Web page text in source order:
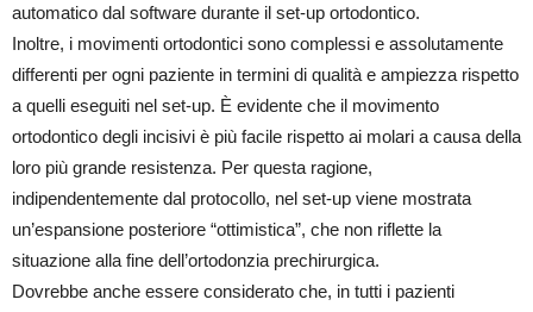
automatico dal software durante il set-up ortodontico.
Inoltre, i movimenti ortodontici sono complessi e assolutamente
differenti per ogni paziente in termini di qualità e ampiezza rispetto
a quelli eseguiti nel set-up. È evidente che il movimento
ortodontico degli incisivi è più facile rispetto ai molari a causa della
loro più grande resistenza. Per questa ragione,
indipendentemente dal protocollo, nel set-up viene mostrata
un’espansione posteriore “ottimistica”, che non riflette la
situazione alla fine dell’ortodonzia prechirurgica.
Dovrebbe anche essere considerato che, in tutti i pazienti